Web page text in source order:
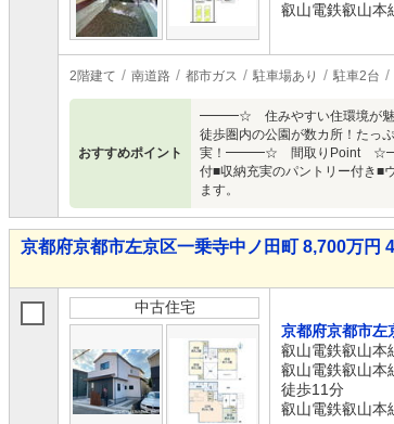
叡山電鉄叡山本
2階建て 南道路 都市ガス 駐車場あり 駐車2台
おすすめポイント
━━━☆ 住みやすい住環境が魅
徒歩圏内の公園が数カ所！たっ
実！━━━☆ 間取りPoint ☆━━━■
付■収納充実のパントリー付き■
ます。
京都府京都市左京区一乗寺中ノ田町 8,700万円
中古住宅
京都府京都市左
叡山電鉄叡山本
叡山電鉄叡山本
徒歩11分
叡山電鉄叡山本